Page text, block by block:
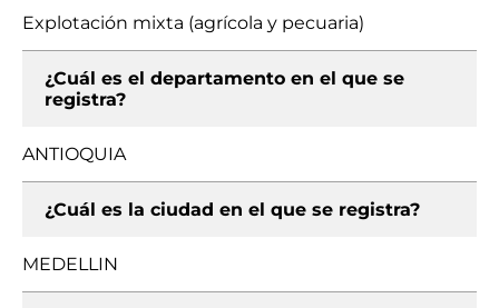
Explotación mixta (agrícola y pecuaria)
¿Cuál es el departamento en el que se
registra?
ANTIOQUIA
¿Cuál es la ciudad en el que se registra?
MEDELLIN